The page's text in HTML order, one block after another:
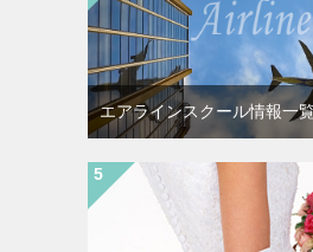
エアラインスクール情報一